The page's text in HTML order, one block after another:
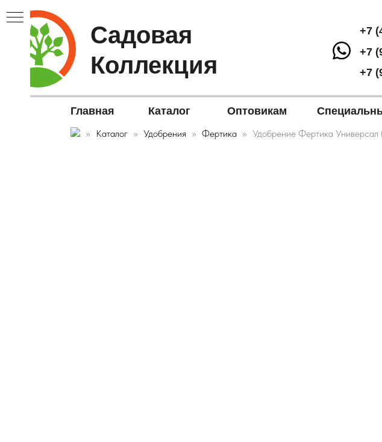
+7
Главная Каталог Оптовикам
+7
Садовая
Коллекция
+7
Каталог Удобрения Фертика Удобрение Фертика Универсал